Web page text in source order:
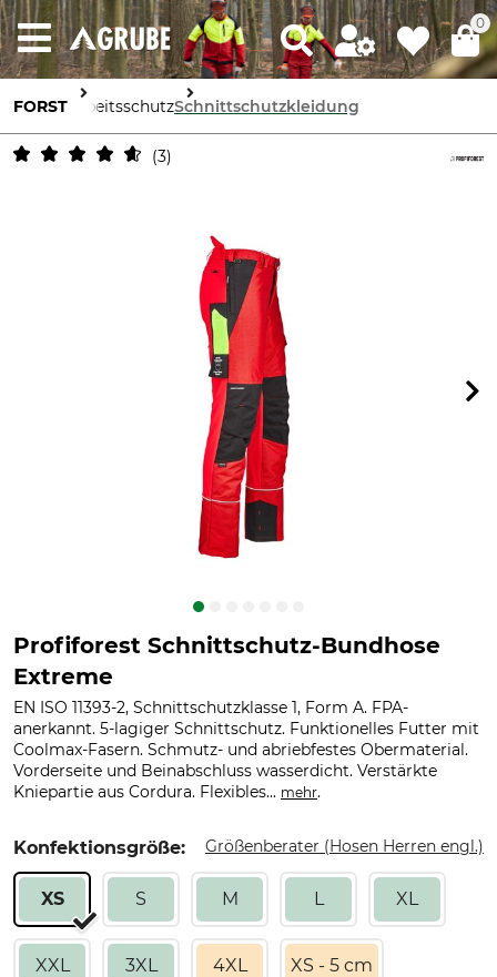
0
FORST ArbeitsschutzSchnittschutzkleidung
3
Profiforest Schnittschutz-Bundhose
Extreme
EN ISO 11393-2, Schnittschutzklasse 1, Form A. FPA-
anerkannt. 5-lagiger Schnittschutz. Funktionelles Futter mit
Coolmax-Fasern. Schmutz- und abriebfestes Obermaterial.
Vorderseite und Beinabschluss wasserdicht. Verstärkte
Kniepartie aus Cordura. Flexibles... mehr.
Konfektionsgröße: Größenberater (Hosen Herren engl.)
XS S M L XL
XXL 3XL 4XL XS - 5 cm